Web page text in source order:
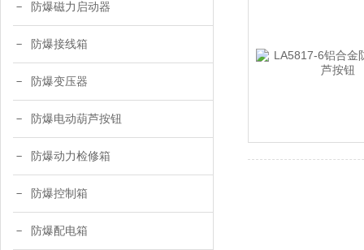
防爆磁力启动器
防爆接线箱
防爆变压器
防爆电动葫芦按钮
防爆动力检修箱
防爆控制箱
防爆配电箱